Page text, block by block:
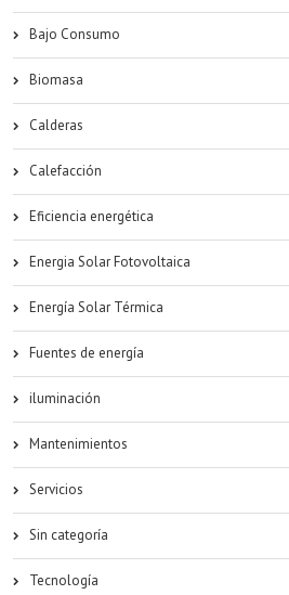
Bajo Consumo
Biomasa
Calderas
Calefacción
Eficiencia energética
Energia Solar Fotovoltaica
Energía Solar Térmica
Fuentes de energía
iluminación
Mantenimientos
Servicios
Sin categoría
Tecnología